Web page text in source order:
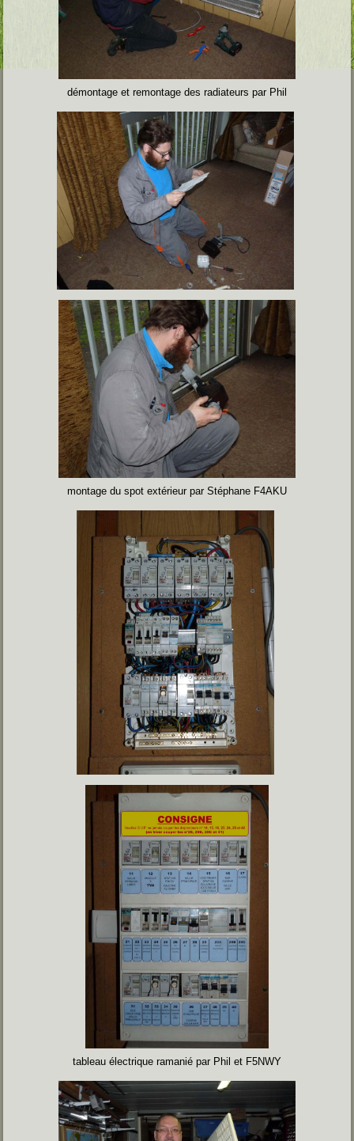
démontage et remontage des radiateurs par Phil
montage du spot extérieur par Stéphane F4AKU
tableau électrique ramanié par Phil et F5NWY